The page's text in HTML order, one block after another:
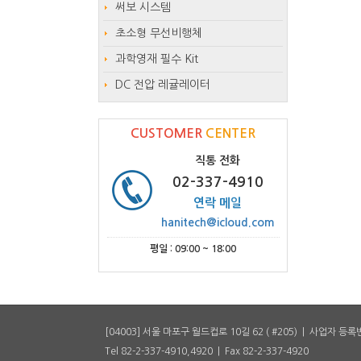
써보 시스템
초소형 무선비행체
과학영재 필수 Kit
DC 전압 레귤레이터
CUSTOMER CENTER
직통 전화
02-337-4910
연락 메일
hanitech@icloud.com
평일 : 09:00 ~ 18:00
[04003] 서울 마포구 월드컵로 10길 62 ( #205) | 사업자 등
Tel 82-2-337-4910,4920 | Fax 82-2-337-4920